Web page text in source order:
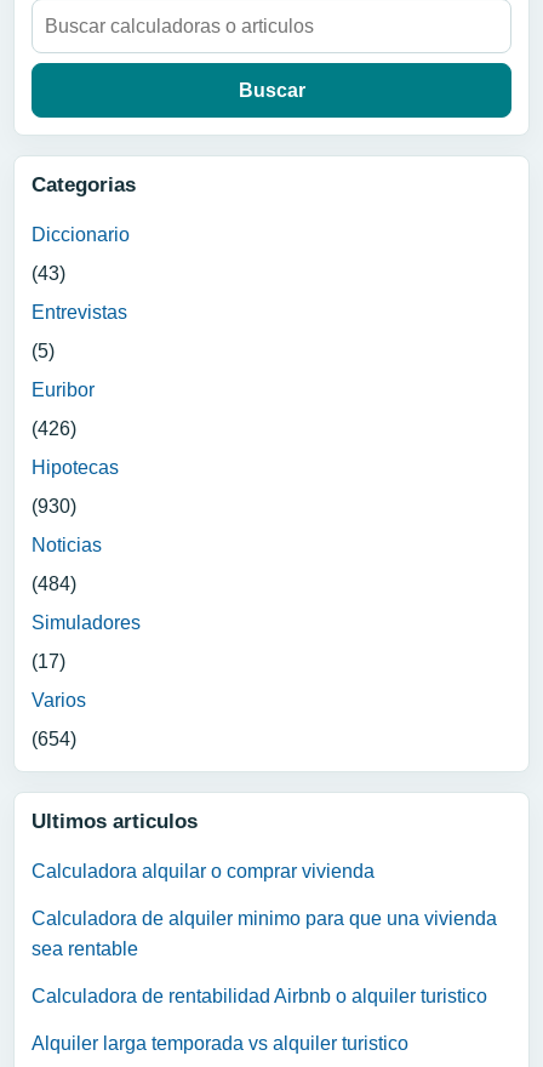
Buscar:
Categorias
Diccionario
(43)
Entrevistas
(5)
Euribor
(426)
Hipotecas
(930)
Noticias
(484)
Simuladores
(17)
Varios
(654)
Ultimos articulos
Calculadora alquilar o comprar vivienda
Calculadora de alquiler minimo para que una vivienda
sea rentable
Calculadora de rentabilidad Airbnb o alquiler turistico
Alquiler larga temporada vs alquiler turistico